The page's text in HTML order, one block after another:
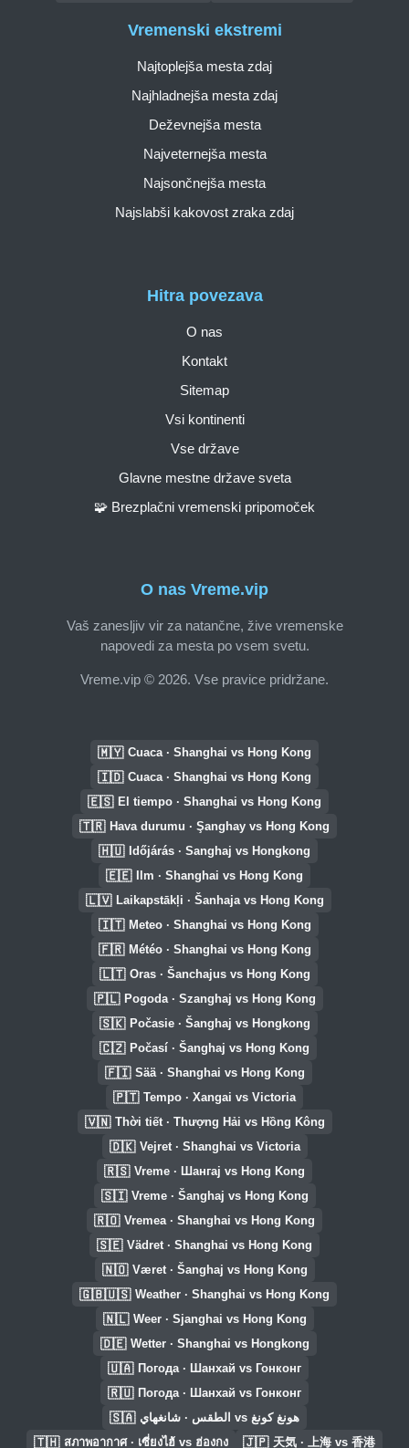
O nas Vreme.vip
Vaš zanesljiv vir za natančne, žive vremenske
napovedi za mesta po vsem svetu.
Vreme.vip © 2026. Vse pravice pridržane.
Hitra povezava
O nas
Kontakt
Sitemap
Vsi kontinenti
Vse države
Glavne mestne države sveta
🧩 Brezplačni vremenski pripomoček
Vremenski ekstremi
Najtoplejša mesta zdaj
Najhladnejša mesta zdaj
Deževnejša mesta
Najveternejša mesta
Najsončnejša mesta
Najslabši kakovost zraka zdaj
🇲🇾 Cuaca · Shanghai vs Hong Kong
🇮🇩 Cuaca · Shanghai vs Hong Kong
🇪🇸 El tiempo · Shanghai vs Hong Kong
🇹🇷 Hava durumu · Şanghay vs Hong Kong
🇭🇺 Időjárás · Sanghaj vs Hongkong
🇪🇪 Ilm · Shanghai vs Hong Kong
🇱🇻 Laikapstākļi · Šanhaja vs Hong Kong
🇮🇹 Meteo · Shanghai vs Hong Kong
🇫🇷 Météo · Shanghai vs Hong Kong
🇱🇹 Oras · Šanchajus vs Hong Kong
🇵🇱 Pogoda · Szanghaj vs Hong Kong
🇸🇰 Počasie · Šanghaj vs Hongkong
🇨🇿 Počasí · Šanghaj vs Hong Kong
🇫🇮 Sää · Shanghai vs Hong Kong
🇵🇹 Tempo · Xangai vs Victoria
🇻🇳 Thời tiết · Thượng Hải vs Hồng Kông
🇩🇰 Vejret · Shanghai vs Victoria
🇷🇸 Vreme · Шангај vs Hong Kong
🇸🇮 Vreme · Šanghaj vs Hong Kong
🇷🇴 Vremea · Shanghai vs Hong Kong
🇸🇪 Vädret · Shanghai vs Hong Kong
🇳🇴 Været · Šanghaj vs Hong Kong
🇬🇧🇺🇸 Weather · Shanghai vs Hong Kong
🇳🇱 Weer · Sjanghai vs Hong Kong
🇩🇪 Wetter · Shanghai vs Hongkong
🇺🇦 Погода · Шанхай vs Гонконг
🇷🇺 Погода · Шанхай vs Гонконг
🇸🇦 الطقس · شانغهاي vs هونغ كونغ
🇹🇭 สภาพอากาศ · เซี่ยงไฮ้ vs ฮ่องกง 🇯🇵 天気 · 上海 vs 香港